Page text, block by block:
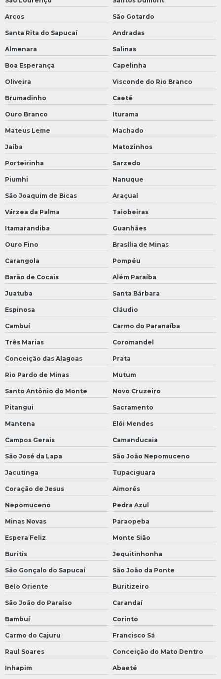
Arcos São Gotardo
Santa Rita do Sapucaí Andradas
Almenara Salinas
Boa Esperança Capelinha
Oliveira Visconde do Rio Branco
Brumadinho Caeté
Ouro Branco Iturama
Mateus Leme Machado
Jaíba Matozinhos
Porteirinha Sarzedo
Piumhi Nanuque
São Joaquim de Bicas Araçuaí
Várzea da Palma Taiobeiras
Itamarandiba Guanhães
Ouro Fino Brasília de Minas
Carangola Pompéu
Barão de Cocais Além Paraíba
Juatuba Santa Bárbara
Espinosa Cláudio
Cambuí Carmo do Paranaíba
Três Marias Coromandel
Conceição das Alagoas Prata
Rio Pardo de Minas Mutum
Santo Antônio do Monte Novo Cruzeiro
Pitangui Sacramento
Mantena Elói Mendes
Campos Gerais Camanducaia
São José da Lapa São João Nepomuceno
Jacutinga Tupaciguara
Coração de Jesus Aimorés
Nepomuceno Pedra Azul
Minas Novas Paraopeba
Espera Feliz Monte Sião
Buritis Jequitinhonha
São Gonçalo do Sapucaí São João da Ponte
Belo Oriente Buritizeiro
São João do Paraíso Carandaí
Bambuí Corinto
Carmo do Cajuru Francisco Sá
Raul Soares Conceição do Mato Dentro
Inhapim Abaeté